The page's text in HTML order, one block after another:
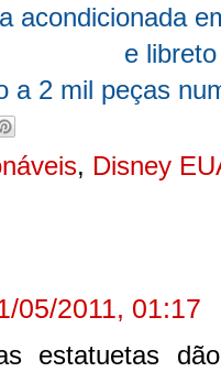
acondicionada
e libreto
a 2 mil peças
, Disney
05/2011, 01:17
estatuetas